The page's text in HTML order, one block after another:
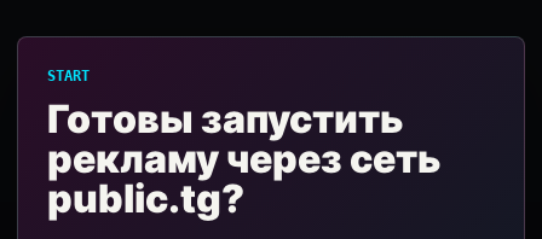
START
Готовы запустить
рекламу через сеть
public.tg?